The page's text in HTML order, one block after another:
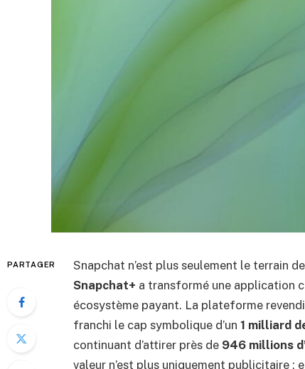
PARTAGER
Snapchat n’est plus seulement le terrain
Snapchat+ a transformé une application
écosystème payant. La plateforme
franchi le cap symbolique d’un 1 milliard
continuant d’attirer près de 946 millions
valeur n’est plus uniquement publicitaire :